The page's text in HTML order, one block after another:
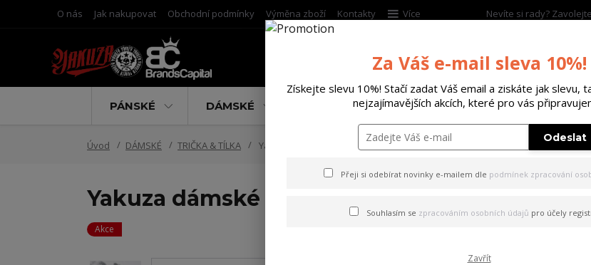
O nás Jak nakupovat Obchodní podmínky Výměna zboží Kontakty Více Nevíte si rady?
PÁNSKÉ DÁMSKÉ DOPLŇKY DÁRKOVÉ
Úvod DÁMSKÉ TRIČKA & TÍLKA Yakuza dámské tílko Wise Kids Curved V Neck T-Shirt white L
Yakuza dámské tílko Wise Kids Curved V
Akce
Za Váš e-mail sleva 10%!
Získejte slevu 10%! Stačí zadat Váš email a ziskáte jak slevu,
nejzajímavějších akcích, které pro vás
Odeslat
Přeji si odebírat novinky e-mailem dle podmínek zpracování
Souhlasím se zpracováním osobních údajů pro účely
Zavřít